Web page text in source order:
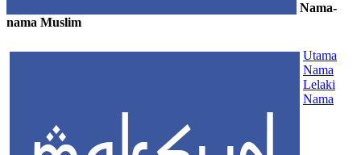
Nama-
nama Muslim
Utama
Nama
Lelaki
Nama